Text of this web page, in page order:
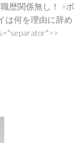
バク
ラボ
ーイ
歴関係無し！ >ボ
は何を理由に辞め